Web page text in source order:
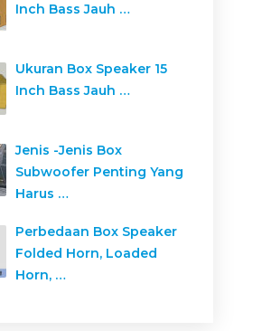
Inch Bass Jauh …
Ukuran Box Speaker 15
Inch Bass Jauh …
Jenis -Jenis Box
Subwoofer Penting Yang
Harus …
Perbedaan Box Speaker
Folded Horn, Loaded
Horn, …